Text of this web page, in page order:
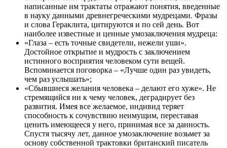
написанные им трактаты отражают понятия, введенные
в науку данными древнегреческими мудрецами. Фразы
и слова Гераклита, цитируются и по сей день. Вот
наиболее известные и ценные умозаключения мудреца:
«Глаза – есть точные свидетели, нежели уши».
Достойное открытие и мудрость с заключением
истинного восприятия человеком сути вещей.
Вспоминается поговорка – «Лучше один раз увидеть,
чем раз услышать»;
«Сбывшиеся желания человека – делают его хуже». Не
стремящийся ни к чему человек, деградирует без
развития. Имея все желаемое, индивид теряет
способность к сочувствию неимущим, переставая
ценить имеющееся у него, принимая все за данность.
Спустя тысячу лет, данное умозаключение возьмет за
основу собственной трактовки британский писатель